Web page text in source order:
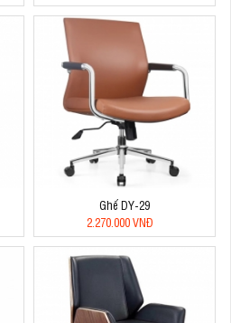
Ghế DY-29
2.270.000 VNĐ